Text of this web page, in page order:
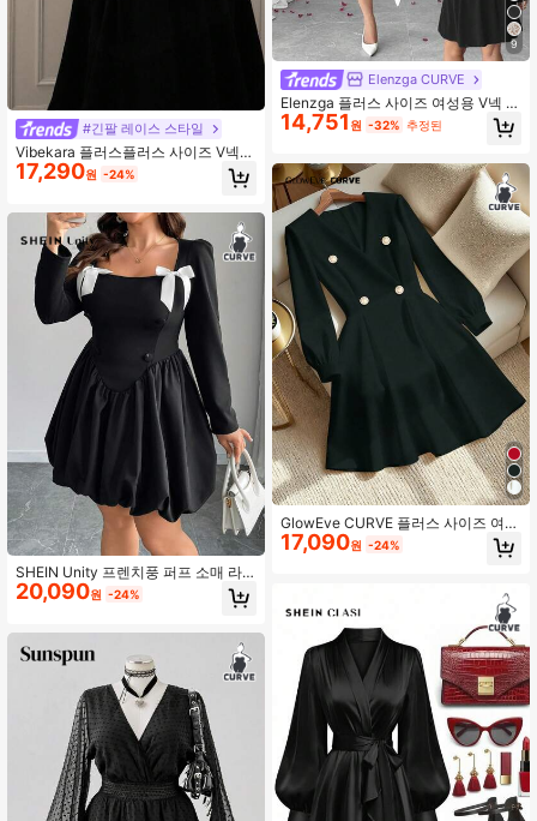
#긴팔 레이스 스타일
Vibekara 플러스플러스 사이즈 V넥
동방 스타일 레이스 패치워크 긴소매
우아한 A라인 미디 드레스, 휴가, 파티,
17,290원 -24%
SHEIN Unity 프렌치풍 퍼프 소매 라
운드 넥 허리 밴딩 긴팔 리틀 블랙 드
레스, 가을용
20,090원 -24%
9
Elenzga CURVE
Elenzga 플러스 사이즈 여성용 V넥 긴
팔 보우 타이 허리 플레어 우아한 드레
스 플러스 사이즈 여성 드레스 여성용
상 여성용 드레스 정장 블랙 드레스 플
러스 사이즈
14,751 원 -32% 추정된
GlowEve CURVE 플러스 사이즈 여성
용 긴소매 크로스오버 피티드 메탈 더
블 버클 우아한 화이트 드레스, 봄/가
17,090원 -24%